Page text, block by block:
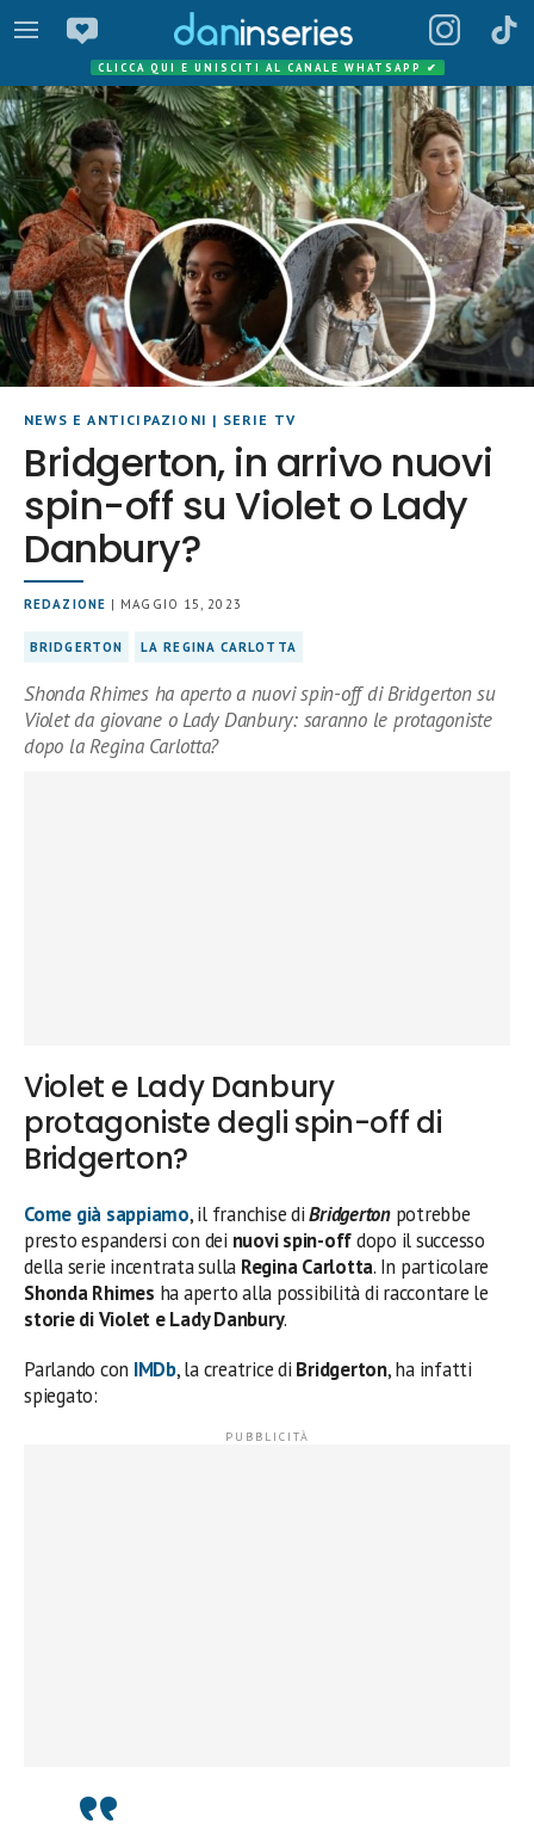
CLICCA QUI E UNISCITI AL CANALE WHATSAPP ✔
NEWS E ANTICIPAZIONI | SERIE TV
Bridgerton, in arrivo nuovi
spin-off su Violet o Lady
Danbury?
REDAZIONE | MAGGIO 15, 2023
BRIDGERTON LA REGINA CARLOTTA
Shonda Rhimes ha aperto a nuovi spin-off di Bridgerton su
Violet da giovane o Lady Danbury: saranno le protagoniste
dopo la Regina Carlotta?
Violet e Lady Danbury
protagoniste degli spin-off di
Bridgerton?
Come già sappiamo, il franchise diBridgertonpotrebbe
presto espandersi con dei nuovi spin-offdopo il successo
della serie incentrata sulla Regina Carlotta. In particolare
Shonda Rhimes ha aperto alla possibilità di raccontare le
storie di Violet e Lady Danbury.
Parlando con IMDb, la creatrice di Bridgerton, ha infatti
spiegato: